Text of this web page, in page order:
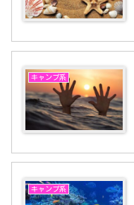
キャンプ系
キャンプ系